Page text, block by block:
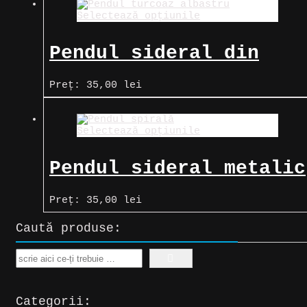
Selectează opțiunile
Pendul sideral din
turcoaz albastru
Preț: 35,00 lei
Selectează opțiunile
Pendul sideral metalic
spirală
Preț: 35,00 lei
Caută produse:
Categorii: